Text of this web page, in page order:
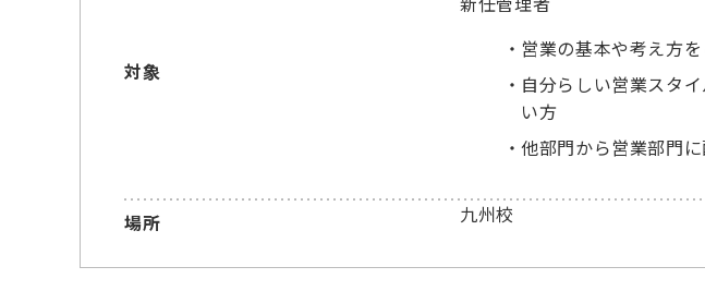
対象
営業の基本や考え方
自分らしい営業スタ
い方
他部門から営業部門
場所 九州校